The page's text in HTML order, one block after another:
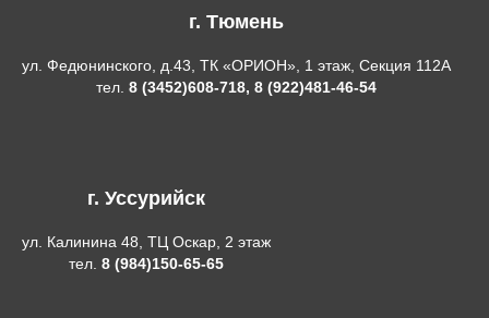
г. Тюмень
ул. Федюнинского, д.43, ТК «ОРИОН», 1 этаж, Секция 112А
тел. 8 (3452)608-718, 8 (922)481-46-54
г. Уссурийск
ул. Калинина 48, ТЦ Оскар, 2 этаж
тел. 8 (984)150-65-65